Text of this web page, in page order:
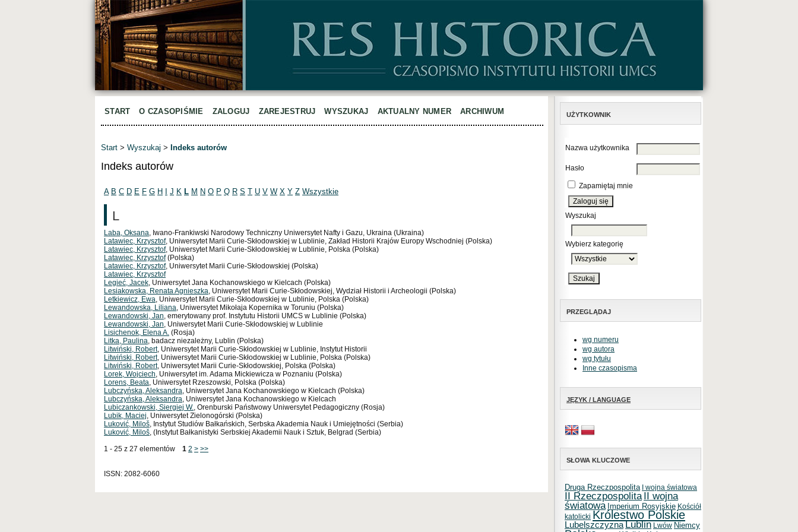
UŻYTKOWNIK
Nazwa użytkownika
Hasło
Zapamiętaj mnie
Wyszukaj
Wybierz kategorię
PRZEGLĄDAJ
wg numeru
wg autora
wg tytułu
Inne czasopisma
JĘZYK / LANGUAGE
SŁOWA KLUCZOWE
Druga Rzeczpospolita I wojna światowa
II Rzeczpospolita II wojna
światowa Imperium Rosyjskie Kościół
katolicki Królestwo Polskie
LubelszczyznaLublin Lwów Niemcy
START O CZASOPIŚMIE ZALOGUJ ZAREJESTRUJ WYSZUKAJ AKTUALNY NUMER ARCHIWUM
Start > Wyszukaj > Indeks autorów
Indeks autorów
A B C D E F G H J K L M N O P Q R S T U V W X Y Z Wszystkie
L
Laba, Oksana, Iwano-Frankiwski Narodowy Techniczny Uniwersytet Nafty i Gazu, Ukraina (Ukraina)
Latawiec, Krzysztof, Uniwersytet Marii Curie-Skłodowskiej w Lublinie, Zakład Historii Krajów Europy Wschodniej (Polska)
Latawiec, Krzysztof, Uniwersytet Marii Curie-Skłodowskiej w Lublinie, Polska (Polska)
Latawiec, Krzysztof(Polska)
Latawiec, Krzysztof, Uniwersytet Marii Curie-Skłodowskiej (Polska)
Latawiec, Krzysztof
Legieć, Jacek, Uniwersytet Jana Kochanowskiego w Kielcach (Polska)
Lesiakowska, Renata Agnieszka, Uniwersytet Marii Curie-Skłodowskiej, Wydział Historii i Archeologii (Polska)
Letkiewicz, Ewa, Uniwersytet Marii Curie-Skłodowskiej w Lublinie, Polska (Polska)
Lewandowska, Liliana, Uniwersytet Mikołaja Kopernika w Toruniu (Polska)
Lewandowski, Jan, emerytowany prof. Instytutu Historii UMCS w Lublinie (Polska)
Lewandowski, Jan, Uniwersytet Marii Curie-Skłodowskiej w Lublinie
Lisichenok, Elena A. (Rosja)
Litka, Paulina, badacz niezależny, Lublin (Polska)
Litwiński, Robert, Uniwersytet Marii Curie-Skłodowskiej w Lublinie, Instytut Historii
Litwiński, Robert, Uniwersytet Marii Curie-Skłodowskiej w Lublinie, Polska (Polska)
Litwiński, Robert, Uniwersytet Marii Curie-Skłodowskiej, Polska (Polska)
Lorek, Wojciech, Uniwersytet im. Adama Mickiewicza w Poznaniu (Polska)
Lorens, Beata, Uniwersytet Rzeszowski, Polska (Polska)
Lubczyńska, Aleksandra, Uniwersytet Jana Kochanowskiego w Kielcach (Polska)
Lubczyńska, Aleksandra, Uniwersytet Jana Kochanowskiego w Kielcach
Lubiczankowski, Siergiej W., Orenburski Państwowy Uniwersytet Pedagogiczny (Rosja)
Lubik, Maciej, Uniwersytet Zielonogórski (Polska)
Luković, Miloš, Instytut Studiów Bałkańskich, Serbska Akademia Nauk i Umiejętności (Serbia)
Luković, Miloš, (Instytut Bałkanistyki Serbskiej Akademii Nauk i Sztuk, Belgrad (Serbia)
1 - 25 z 27 elementów 1 2 > >>
ISSN: 2082-6060